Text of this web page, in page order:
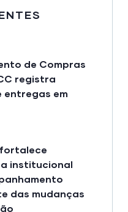
de Compras
registra
entregas em
fortalece
institucional
das mudanças